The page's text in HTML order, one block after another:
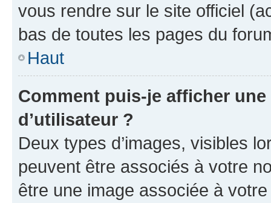
vous rendre sur le site officiel
bas de toutes les pages du
Haut
Comment puis-je afficher
d’utilisateur ?
Deux types d’images, visibles
peuvent être associés à votre
être une image associée à